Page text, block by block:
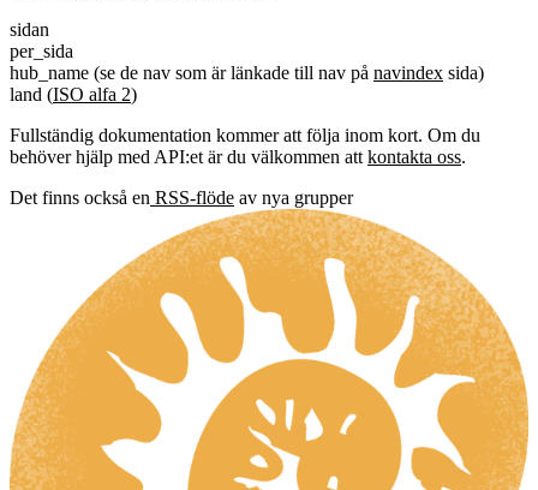
sidan
per_sida
hub_name (se de nav som är länkade till nav på navindex sida)
land (ISO alfa 2)
Fullständig dokumentation kommer att följa inom kort. Om du
behöver hjälp med API:et är du välkommen att kontakta oss.
Det finns också en RSS-flöde av nya grupper